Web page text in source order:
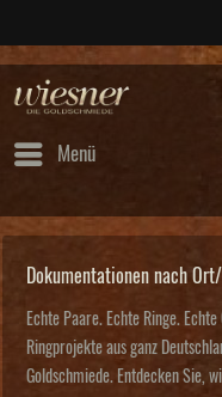
Menü
Dokumentationen nach
Echte Paare. Echte Ringe.
Ringprojekte aus ganz
Goldschmiede. Entdecken Sie,